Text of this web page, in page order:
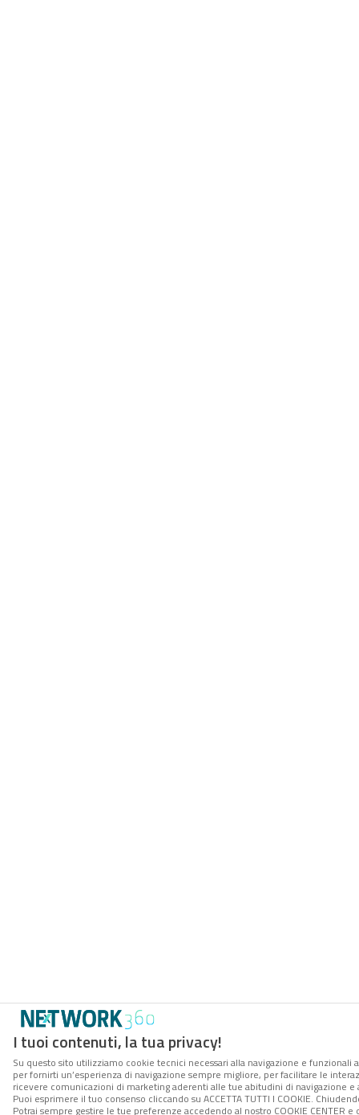
I tuoi contenuti, la tua privacy!
Su questo sito utilizziamo cookie tecnici necessari alla navigazione e funzionali
per fornirti un’esperienza di navigazione sempre migliore, per facilitare le
ricevere comunicazioni di marketing aderenti alle tue abitudini di navigazione e
Puoi esprimere il tuo consenso cliccando su ACCETTA TUTTI I COOKIE.
Potrai sempre gestire le tue preferenze accedendo al nostro COOKIE